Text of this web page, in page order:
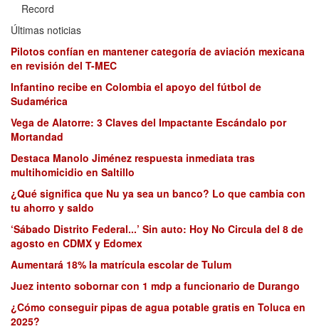
Record
Últimas noticias
Pilotos confían en mantener categoría de aviación mexicana
en revisión del T-MEC
Infantino recibe en Colombia el apoyo del fútbol de
Sudamérica
Vega de Alatorre: 3 Claves del Impactante Escándalo por
Mortandad
Destaca Manolo Jiménez respuesta inmediata tras
multihomicidio en Saltillo
¿Qué significa que Nu ya sea un banco? Lo que cambia con
tu ahorro y saldo
‘Sábado Distrito Federal...’ Sin auto: Hoy No Circula del 8 de
agosto en CDMX y Edomex
Aumentará 18% la matrícula escolar de Tulum
Juez intento sobornar con 1 mdp a funcionario de Durango
¿Cómo conseguir pipas de agua potable gratis en Toluca en
2025?